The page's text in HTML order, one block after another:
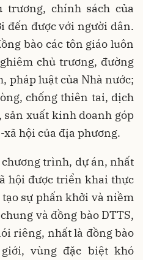
trương, chính sách của
đến được với người dân.
bào các tôn giáo luôn
chủ trương, đường
pháp luật của Nhà nước;
chống thiên tai, dịch
sản xuất kinh doanh góp
hội của địa phương.
chương trình, dự án, nhất
hội được triển khai thực
sự phấn khởi và niềm
và đồng bào DTTS,
riêng, nhất là đồng bào
vùng đặc biệt khó